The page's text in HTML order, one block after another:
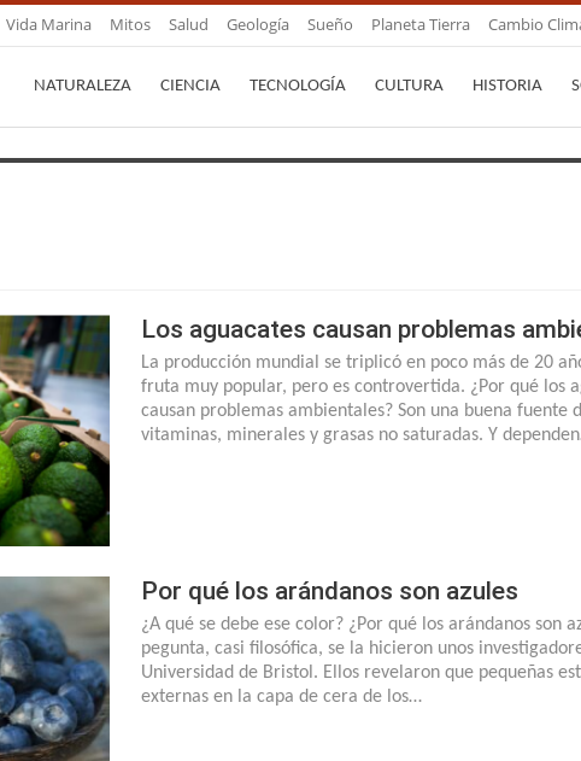
Vida Marina Mitos Salud Geología Sueño Planeta Tierra Cambio
NATURALEZA CIENCIA TECNOLOGÍA CULTURA HISTORIA
Los aguacates causan problemas
La producción mundial se triplicó en poco más de 20
fruta muy popular, pero es controvertida. ¿Por qué los
causan problemas ambientales? Son una buena fuente
vitaminas, minerales y grasas no saturadas. Y
Por qué los arándanos son azules
¿A qué se debe ese color? ¿Por qué los arándanos son
pegunta, casi filosófica, se la hicieron unos
Universidad de Bristol. Ellos revelaron que pequeñas
externas en la capa de cera de los…